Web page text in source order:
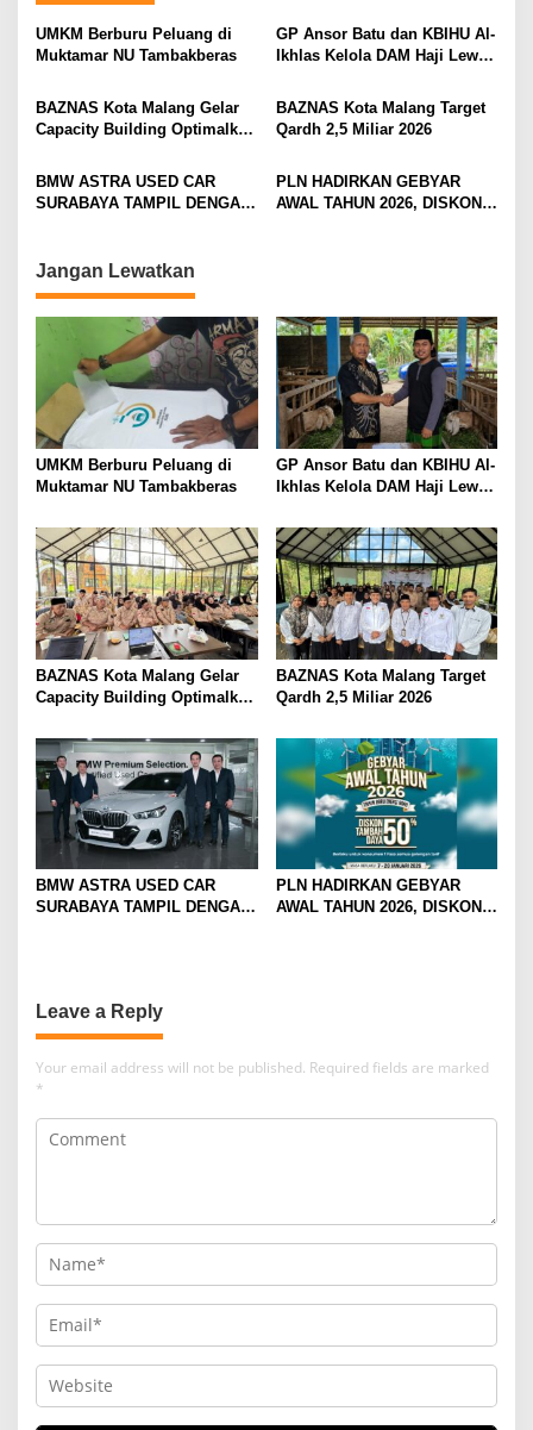
v
i
a
i
o
n
UMKM Berburu Peluang di
Muktamar NU Tambakberas
GP Ansor Batu dan KBIHU Al-
Ikhlas Kelola DAM Haji Lewat
BAZNAS Kota Malang Gelar
Capacity Building Optimalkan
BAZNAS Kota Malang Target
Qardh 2,5 Miliar 2026
BMW ASTRA USED CAR
SURABAYA TAMPIL DENGAN
DENGAN FASILITAS
PREMIUM
PLN HADIRKAN GEBYAR
AWAL TAHUN 2026, DISKON
Jangan Lewatkan
UMKM Berburu Peluang di
Muktamar NU Tambakberas
GP Ansor Batu dan KBIHU Al-
Ikhlas Kelola DAM Haji Lewat
BAZNAS Kota Malang Gelar
Capacity Building Optimalkan
BAZNAS Kota Malang Target
Qardh 2,5 Miliar 2026
BMW ASTRA USED CAR
SURABAYA TAMPIL DENGAN
PLN HADIRKAN GEBYAR
AWAL TAHUN 2026, DISKON
Leave a Reply
Your email address will not be published. Required fields are marked
*